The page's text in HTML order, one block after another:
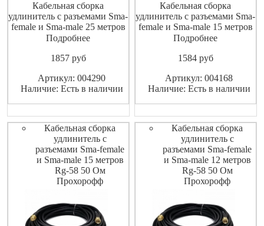
Кабельная сборка
удлинитель с разъемами Sma-
female и Sma-male 25 метров
Rg-58 50 Ом Shopcarry
Подробнее
1857pуб
Артикул: 004290
Наличие: Есть в наличии
Кабельная сборка
удлинитель с разъемами Sma-
female и Sma-male 15 метров
Rg-58 50 Ом Shopcarry
Подробнее
1584pуб
Артикул: 004168
Наличие: Есть в наличии
Кабельная сборка
удлинитель с
разъемами Sma-female
и Sma-male 15 метров
Rg-58 50 Ом
Прохорофф
Кабельная сборка
удлинитель с
разъемами Sma-female
и Sma-male 12 метров
Rg-58 50 Ом
Прохорофф